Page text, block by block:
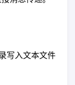
写入文本文件